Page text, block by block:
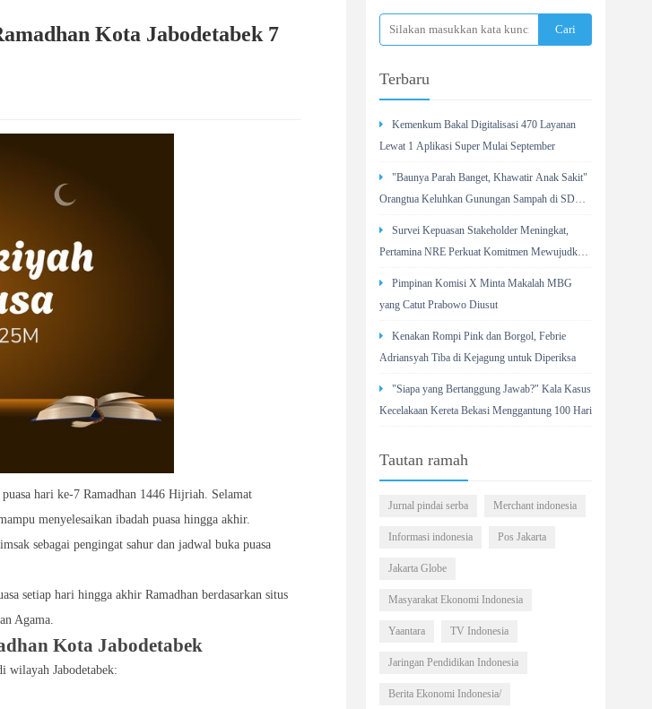
Kota Jabodetabek 7
hari ke-7 Ramadhan 1446 Hijriah. Selamat
menyelesaikan ibadah puasa hingga akhir.
sebagai pengingat sahur dan jadwal buka puasa
setiap hari hingga akhir Ramadhan berdasarkan situs
Agama.
Kota Jabodetabek
wilayah Jabodetabek:
Terbaru
Kemenkum Bakal Digitalisasi 470 Layanan
Lewat 1 Aplikasi Super Mulai September
"Baunya Parah Banget, Khawatir Anak Sakit"
Orangtua Keluhkan Gunungan Sampah di SDN
Survei Kepuasan Stakeholder Meningkat,
Pertamina NRE Perkuat Komitmen Mewujudkan
Pimpinan Komisi X Minta Makalah MBG
yang Catut Prabowo Diusut
Kenakan Rompi Pink dan Borgol, Febrie
Adriansyah Tiba di Kejagung untuk Diperiksa
"Siapa yang Bertanggung Jawab?" Kala Kasus
Kecelakaan Kereta Bekasi Menggantung 100 Hari
Tautan ramah
Jurnal pindai serba Merchant indonesia
Informasi indonesia Pos Jakarta
Jakarta Globe
Masyarakat Ekonomi Indonesia
Yaantara TV Indonesia
Jaringan Pendidikan Indonesia
Berita Ekonomi Indonesia/